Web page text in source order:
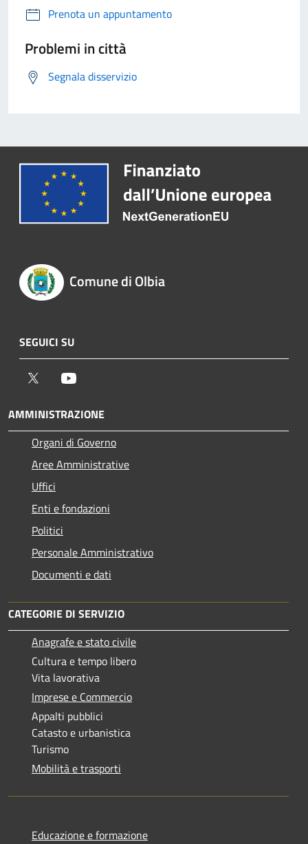
Prenota un appuntamento
Problemi in città
Segnala disservizio
Comune di Olbia
SEGUICI SU
Twitter
AMMINISTRAZIONE
Organi di Governo
Aree Amministrative
Uffici
Enti e fondazioni
Politici
Personale Amministrativo
Documenti e dati
CATEGORIE DI SERVIZIO
Anagrafe e stato civile
Cultura e tempo libero
Vita lavorativa
Imprese e Commercio
Appalti pubblici
Catasto e urbanistica
Turismo
Mobilità e trasporti
Educazione e formazione